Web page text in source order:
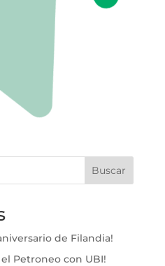
Buscar
de Filandia!
Petroneo con UBI!